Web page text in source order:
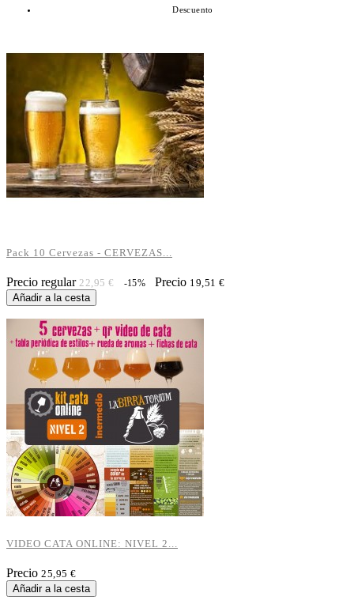
Descuento
Pack 10 Cervezas - CERVEZAS...
Precio regular 22,95 € -15% Precio 19,51 €
Añadir a la cesta
VIDEO CATA ONLINE: NIVEL 2...
Precio 25,95 €
Añadir a la cesta